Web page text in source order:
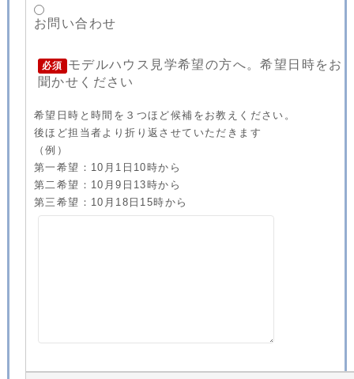
お問い合わせ
必須
モデルハウス見学希望の方へ。希望日時をお
聞かせください
希望日時と時間を３つほど候補をお教えください。
後ほど担当者より折り返させていただきます
（例）
第一希望：10月1日10時から
第二希望：10月9日13時から
第三希望：10月18日15時から